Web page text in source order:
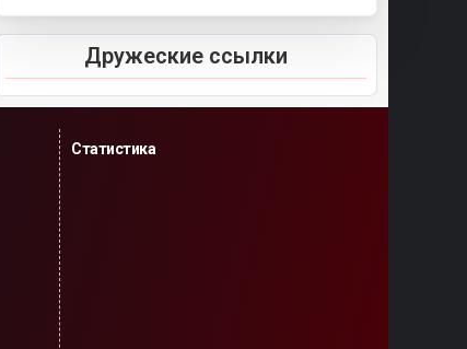
Дружеские ссылки
Статистика